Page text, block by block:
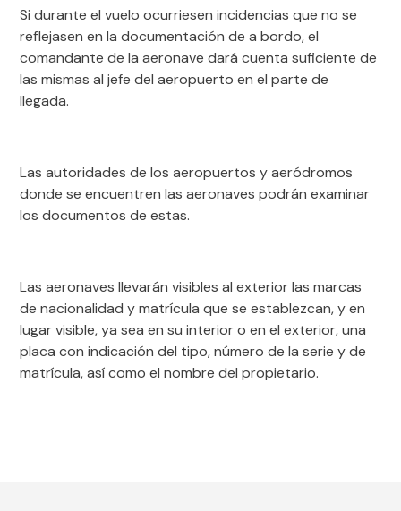
Si durante el vuelo ocurriesen incidencias que no se
reflejasen en la documentación de a bordo, el
comandante de la aeronave dará cuenta suficiente de
las mismas al jefe del aeropuerto en el parte de
llegada.
Las autoridades de los aeropuertos y aeródromos
donde se encuentren las aeronaves podrán examinar
los documentos de estas.
Las aeronaves llevarán visibles al exterior las marcas
de nacionalidad y matrícula que se establezcan, y en
lugar visible, ya sea en su interior o en el exterior, una
placa con indicación del tipo, número de la serie y de
matrícula, así como el nombre del propietario.